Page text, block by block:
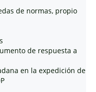
de normas, propio
de respuesta a
en la expedición de